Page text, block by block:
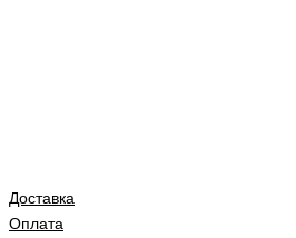
Доставка
Оплата